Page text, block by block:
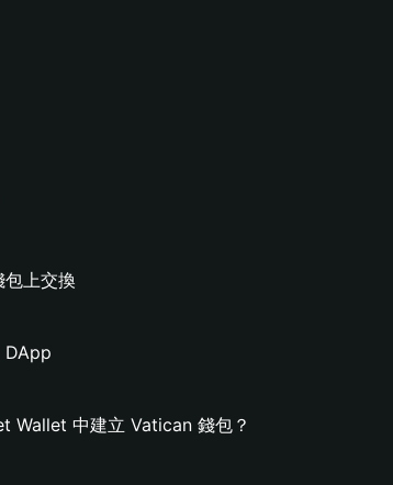
上交換
DApp
Wallet 中建立 Vatican 錢包？